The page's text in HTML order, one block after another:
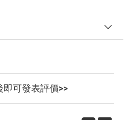
即可發表評價>>